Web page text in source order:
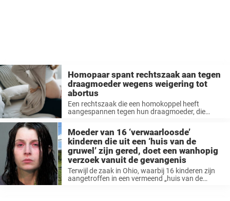
Homopaar spant rechtszaak aan tegen
draagmoeder wegens weigering tot
abortus
Een rechtszaak die een homokoppel heeft
aangespannen tegen hun draagmoeder, die
discussie ontketend ...
Moeder van 16 ‘verwaarloosde’
kinderen die uit een ‘huis van de
gruwel’ zijn gered, doet een wanhopig
verzoek vanuit de gevangenis
Terwijl de zaak in Ohio, waarbij 16 kinderen zijn
aangetroffen in een vermeend „huis van de